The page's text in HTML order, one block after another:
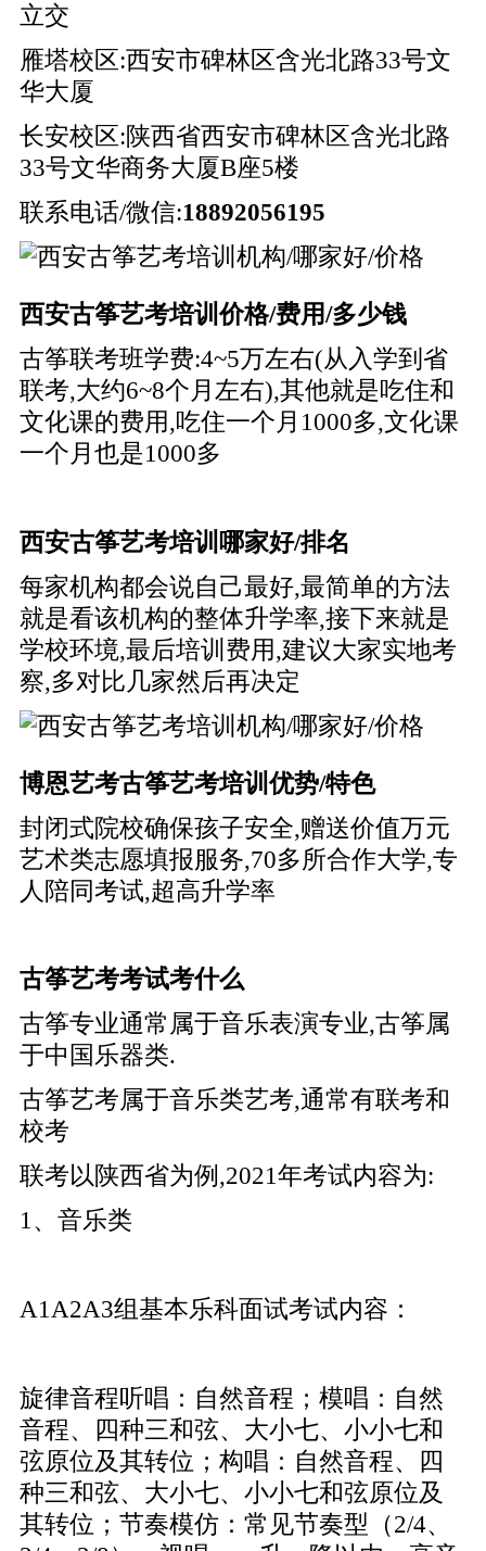
立交
雁塔校区:西安市碑林区含光北路33号文
华大厦
长安校区:陕西省西安市碑林区含光北路
33号文华商务大厦B座5楼
联系电话/微信:18892056195
西安古筝艺考培训价格/费用/多少钱
古筝联考班学费:4~5万左右(从入学到省
联考,大约6~8个月左右),其他就是吃住和
文化课的费用,吃住一个月1000多,文化课
一个月也是1000多
西安古筝艺考培训哪家好/排名
每家机构都会说自己最好,最简单的方法
就是看该机构的整体升学率,接下来就是
学校环境,最后培训费用,建议大家实地考
察,多对比几家然后再决定
博恩艺考古筝艺考培训优势/特色
封闭式院校确保孩子安全,赠送价值万元
艺术类志愿填报服务,70多所合作大学,专
人陪同考试,超高升学率
古筝艺考考试考什么
古筝专业通常属于音乐表演专业,古筝属
于中国乐器类.
古筝艺考属于音乐类艺考,通常有联考和
校考
联考以陕西省为例,2021年考试内容为:
1、音乐类
A1A2A3组基本乐科面试考试内容：
旋律音程听唱：自然音程；模唱：自然
音程、四种三和弦、大小七、小小七和
弦原位及其转位；构唱：自然音程、四
种三和弦、大小七、小小七和弦原位及
其转位；节奏模仿：常见节奏型（2/4、